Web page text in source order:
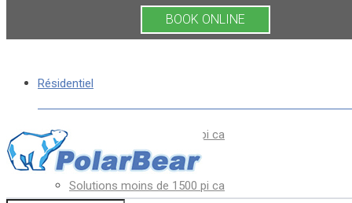
BOOK ONLINE
Résidentiel
Solutions moins de 1000 pi ca
Solutions moins de 1500 pi ca